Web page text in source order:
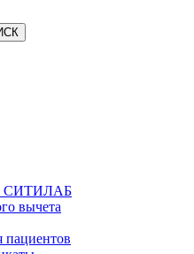
СИТИЛАБ
вычета
пациентов